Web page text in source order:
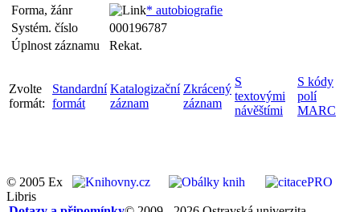
Forma, žánr
* autobiografie
Systém. číslo
000196787
Úplnost záznamu
Rekat.
Zvolte
formát:
Standardní
formát
Katalogizační
záznam
Zkrácený
záznam
S
textovými
návěštími
S kódy
polí
MARC
© 2005 Ex
Libris